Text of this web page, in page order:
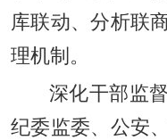
库联动、分析联
理机制。
深化干部监
纪委监委、公安